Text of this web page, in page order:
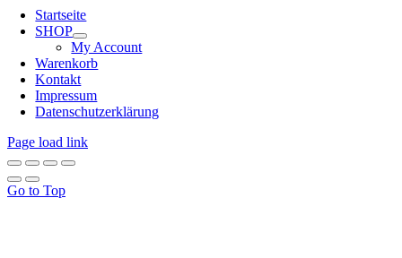
Startseite
SHOP
My Account
Warenkorb
Kontakt
Impressum
Datenschutzerklärung
Page load link
Go to Top